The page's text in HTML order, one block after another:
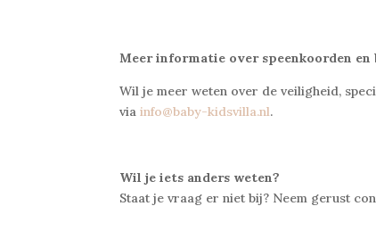
Meer informatie over speenkoorden
Wil je meer weten over de veiligheid,
viainfo@baby-kidsvilla.nl.
Wil je iets anders weten?
Staat je vraag er niet bij? Neem gerust